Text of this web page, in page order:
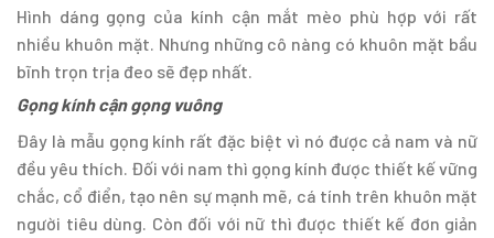
Hình dáng gọng của kính cận mắt mèo phù hợp với rất
nhiều khuôn mặt. Nhưng những cô nàng có khuôn mặt bầu
bĩnh trọn trịa đeo sẽ đẹp nhất.
Gọng kính cận gọng vuông
Đây là mẫu gọng kính rất đặc biệt vì nó được cả nam và nữ
đều yêu thích. Đối với nam thì gọng kính được thiết kế vững
chắc, cổ điển, tạo nên sự mạnh mẽ, cá tính trên khuôn mặt
người tiêu dùng. Còn đối với nữ thì được thiết kế đơn giản